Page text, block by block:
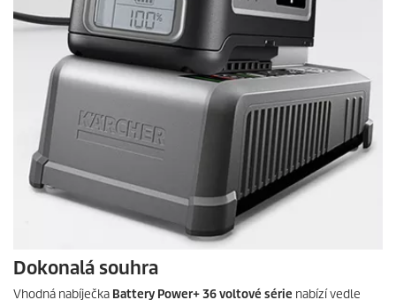
Dokonalá souhra
Vhodná nabíječka Battery Power+ 36 voltové série nabízí vedle